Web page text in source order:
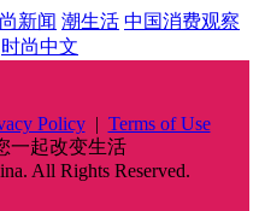
新闻 潮生活 中国消费观察
时尚中文
Policy| Terms of Use
一起改变生活
All Rights Reserved.